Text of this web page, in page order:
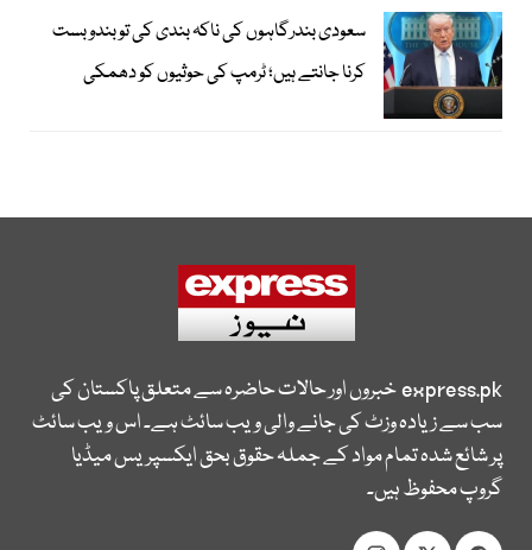
سعودی بندرگاہوں کی ناکہ بندی کی تو بندوبست
کرنا جانتے ہیں؛ ٹرمپ کی حوثیوں کو دھمکی
express.pkخبروں اور حالات حاضرہ سے متعلق پاکستان کی
سب سے زیادہ وزٹ کی جانے والی ویب سائٹ ہے۔ اس ویب سائٹ
پر شائع شدہ تمام مواد کے جملہ حقوق بحق ایکسپریس میڈیا
گروپ محفوظ ہیں۔